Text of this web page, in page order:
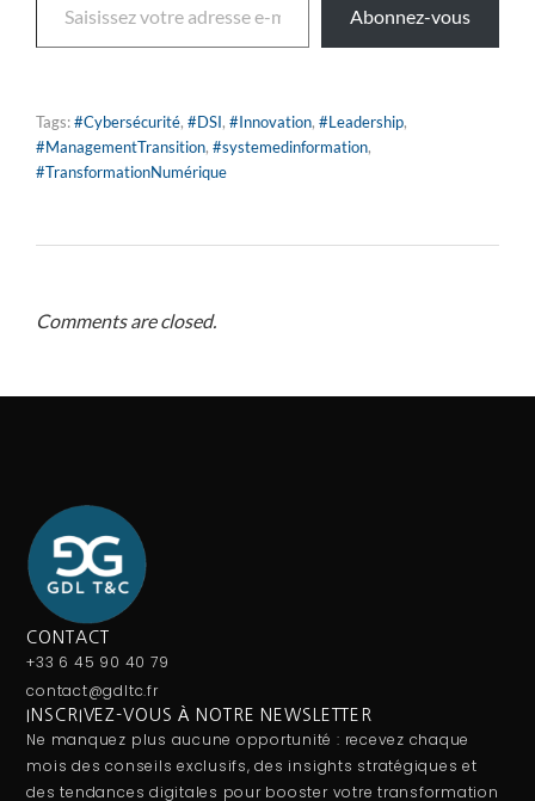
Abonnez-vous
Tags:#Cybersécurité, #DSI, #Innovation, #Leadership,
#ManagementTransition, #systemedinformation,
#TransformationNumérique
Comments are closed.
CONTACT
+33 6 45 90 40 79
contact@gdltc.fr
INSCRIVEZ-VOUS À NOTRE NEWSLETTER
Ne manquez plus aucune opportunité : recevez chaque
mois des conseils exclusifs, des insights stratégiques et
des tendances digitales pour booster votre transformation